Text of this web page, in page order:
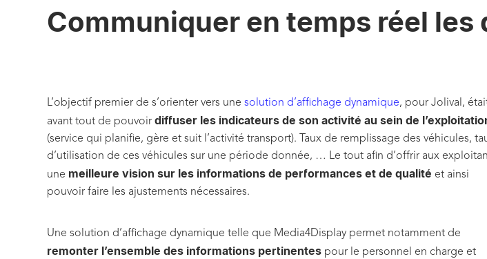
Communiquer en temps réel les
L’objectif premier de s’orienter vers une solution d’affichage dynamique, pour Jolival,
avant tout de pouvoir diffuser les indicateurs de son activité au sein de
(service qui planifie, gère et suit l’activité transport). Taux de remplissage des véhicules,
d’utilisation de ces véhicules sur une période donnée, … Le tout afin d’offrir aux
une meilleure vision sur les informations de performances et de qualité et ainsi
pouvoir faire les ajustements nécessaires.
Une solution d’affichage dynamique telle que Media4Display permet notamment de
remonter l’ensemble des informations pertinentes pour le personnel en charge et